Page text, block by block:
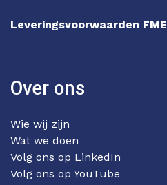
Leveringsvoorwaarden FME
Over ons
Wie wij zijn
Wat we doen
Volg ons op LinkedIn
Volg ons op YouTube